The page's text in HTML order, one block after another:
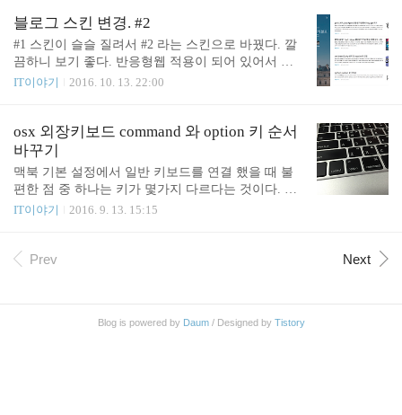
2GB 요금제로 바꾸고 나니 총 이용량이 17.74GB 가
되었고 잔여량이 4.25GB 가 생겼다. 총 이용..
블로그 스킨 변경. #2
#1 스킨이 슬슬 질려서 #2 라는 스킨으로 바꿨다. 깔
끔하니 보기 좋다. 반응형웹 적용이 되어 있어서 모
바일에서도 문제 없다.
IT이야기 2016. 10. 13. 22:00
osx 외장키보드 command 와 option 키 순서
바꾸기
맥북 기본 설정에서 일반 키보드를 연결 했을 때 불
편한 점 중 하나는 키가 몇가지 다르다는 것이다. 맥
북의 키 순서는 fn, control, option, command 일반 키
하다. System Preferences -> Keyboard 로 이동 한다.
꿀 수 있는 설정을 제공하고 있다. Option 을 Comman
IT이야기 2016. 9. 13. 15:15
Prev Next
Blog is powered by Daum/ Designed by Tistory